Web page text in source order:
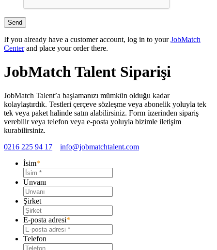
If you already have a customer account, log in to yourJobMatch
Centerand place your order there.
JobMatch Talent Siparişi
JobMatch Talent’a başlamanızı mümkün olduğu kadar
kolaylaştırdık. Testleri çerçeve sözleşme veya abonelik yoluyla tek
tek veya paket halinde satın alabilirsiniz. Form üzerinden sipariş
verebilir veya telefon veya e-posta yoluyla bizimle iletişim
kurabilirsiniz.
0216 225 94 17
info@jobmatchtalent.com
İsim*
Unvanı
Şirket
E-posta adresi*
Telefon